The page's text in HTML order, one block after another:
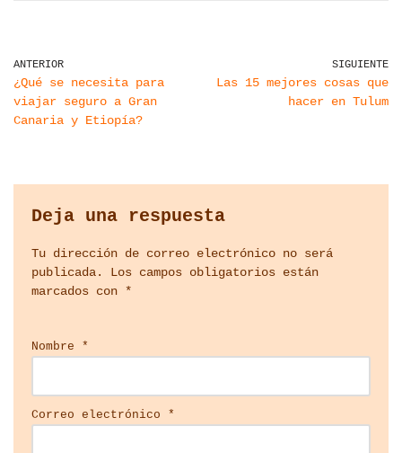
ANTERIOR
¿Qué se necesita para
viajar seguro a Gran
Canaria y Etiopía?
SIGUIENTE
Las 15 mejores cosas que
hacer en Tulum
Deja una respuesta
Tu dirección de correo electrónico no será
publicada.
Los campos obligatorios están
marcados con *
Nombre *
Correo electrónico *